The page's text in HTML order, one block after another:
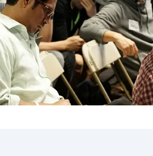
rencontrer sur ...Lire la suite